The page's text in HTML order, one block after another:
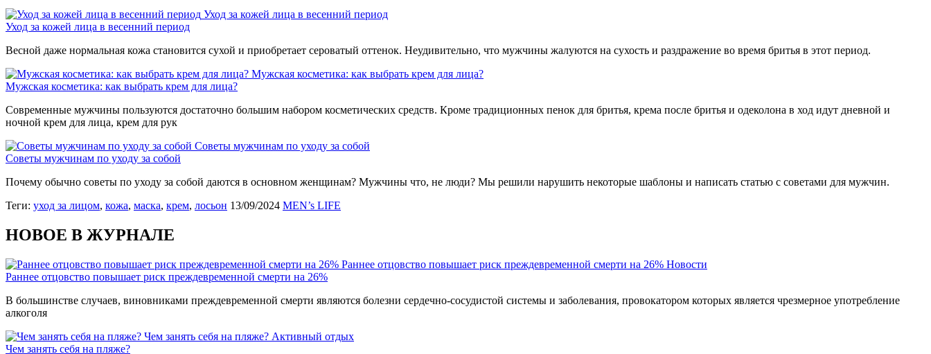
Уход за кожей лица в весенний период
Уход за кожей лица в весенний период
Весной даже нормальная кожа становится сухой и приобретает сероватый оттенок. Неудивительно, что мужчины жалуются на сухость и раздражение во время бритья в этот период.
Мужская косметика: как выбрать крем для лица?
Мужская косметика: как выбрать крем для лица?
Современные мужчины пользуются достаточно большим набором косметических средств. Кроме традиционных пенок для бритья, крема после бритья и одеколона в ход идут дневной и
ночной крем для лица, крем для рук
Советы мужчинам по уходу за собой
Советы мужчинам по уходу за собой
Почему обычно советы по уходу за собой даются в основном женщинам? Мужчины что, не люди? Мы решили нарушить некоторые шаблоны и написать статью с советами для мужчин.
Теги: уход за лицом, кожа, маска, крем, лосьон 13/09/2024 MEN’s LIFE
НОВОЕ В ЖУРНАЛЕ
Раннее отцовство повышает риск преждевременной смерти на 26% Новости
Раннее отцовство повышает риск преждевременной смерти на 26%
В большинстве случаев, виновниками преждевременной смерти являются болезни сердечно-сосудистой системы и заболевания, провокатором которых является чрезмерное употребление
алкоголя
Чем занять себя на пляже? Активный отдых
Чем занять себя на пляже?